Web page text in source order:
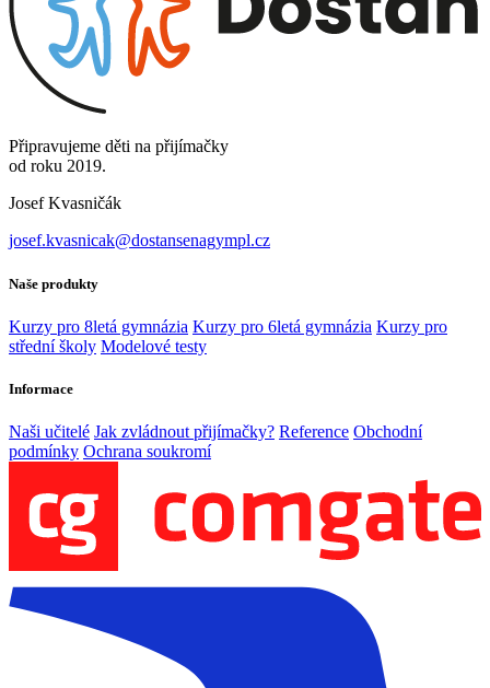
Připravujeme děti na přijímačky
od roku 2019.
Josef Kvasničák
josef.kvasnicak@dostansenagympl.cz
Naše produkty
Kurzy pro 8letá gymnázia Kurzy pro 6letá gymnázia Kurzy pro
střední školy Modelové testy
Informace
Naši učitelé Jak zvládnout přijímačky? Reference Obchodní
podmínky Ochrana soukromí